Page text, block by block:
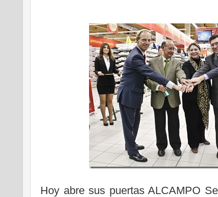
Hoy abre sus puertas ALCAMPO